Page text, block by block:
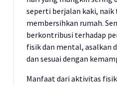
seperti berjalan kaki, naik
membersihkan rumah.
berkontribusi terhadap
fisik dan mental, asalkan
dan sesuai dengan
Manfaat dari aktivitas